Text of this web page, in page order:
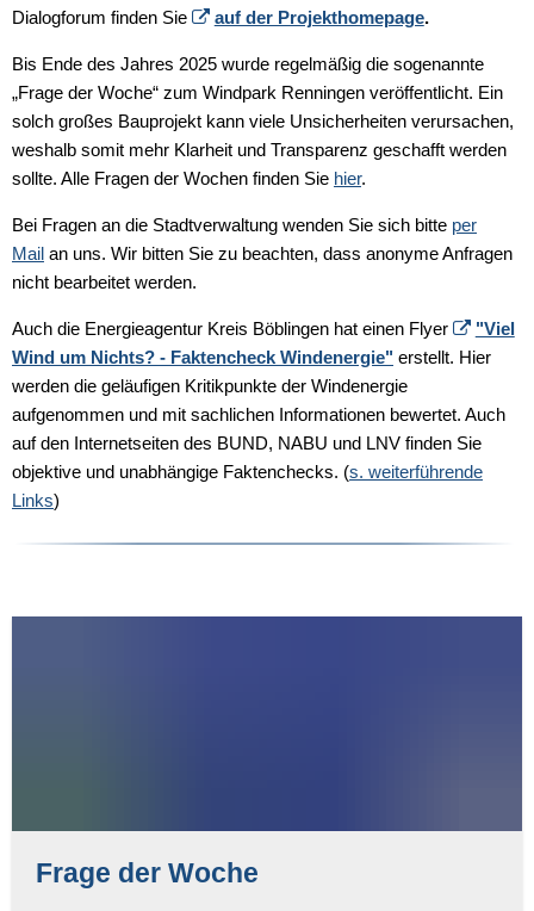
Dialogforum finden Sie
auf der Projekthomepage.
Bis Ende des Jahres 2025 wurde regelmäßig die sogenannte
„Frage der Woche“ zum Windpark Renningen veröffentlicht. Ein
solch großes Bauprojekt kann viele Unsicherheiten verursachen,
weshalb somit mehr Klarheit und Transparenz geschafft werden
sollte. Alle Fragen der Wochen finden Sie hier.
Bei Fragen an die Stadtverwaltung wenden Sie sich bitte per
Mail an uns. Wir bitten Sie zu beachten, dass anonyme Anfragen
nicht bearbeitet werden.
Auch die Energieagentur Kreis Böblingen hat einen Flyer
"Viel
Wind um Nichts? - Faktencheck Windenergie" erstellt. Hier
werden die geläufigen Kritikpunkte der Windenergie
aufgenommen und mit sachlichen Informationen bewertet. Auch
auf den Internetseiten des BUND, NABU und LNV finden Sie
objektive und unabhängige Faktenchecks. (s. weiterführende
Links)
Frage der Woche